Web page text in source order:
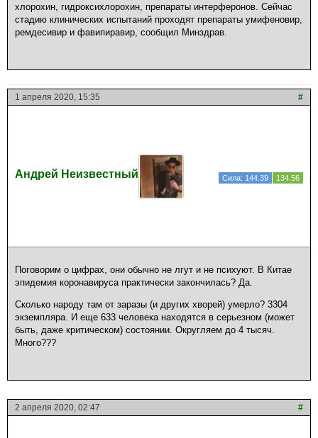
хлорохин, гидроксихлорохин, препараты интерферонов. Сейчас
стадию клинических испытаний проходят препараты умифеновир,
ремдесивир и фавипиравир, сообщил Минздрав.
1 апреля 2020, 15:35 #
Андрей Неизвестный Сила: 144.39 134.56
Поговорим о цифрах, они обычно не лгут и не психуют. В Китае
эпидемия коронавируса практически закончилась? Да.
Сколько народу там от заразы (и других хворей) умерло? 3304
экземпляра. И еще 633 человека находятся в серьезном (может
быть, даже критическом) состоянии. Округляем до 4 тысяч.
Много???
2 апреля 2020, 02:47 #